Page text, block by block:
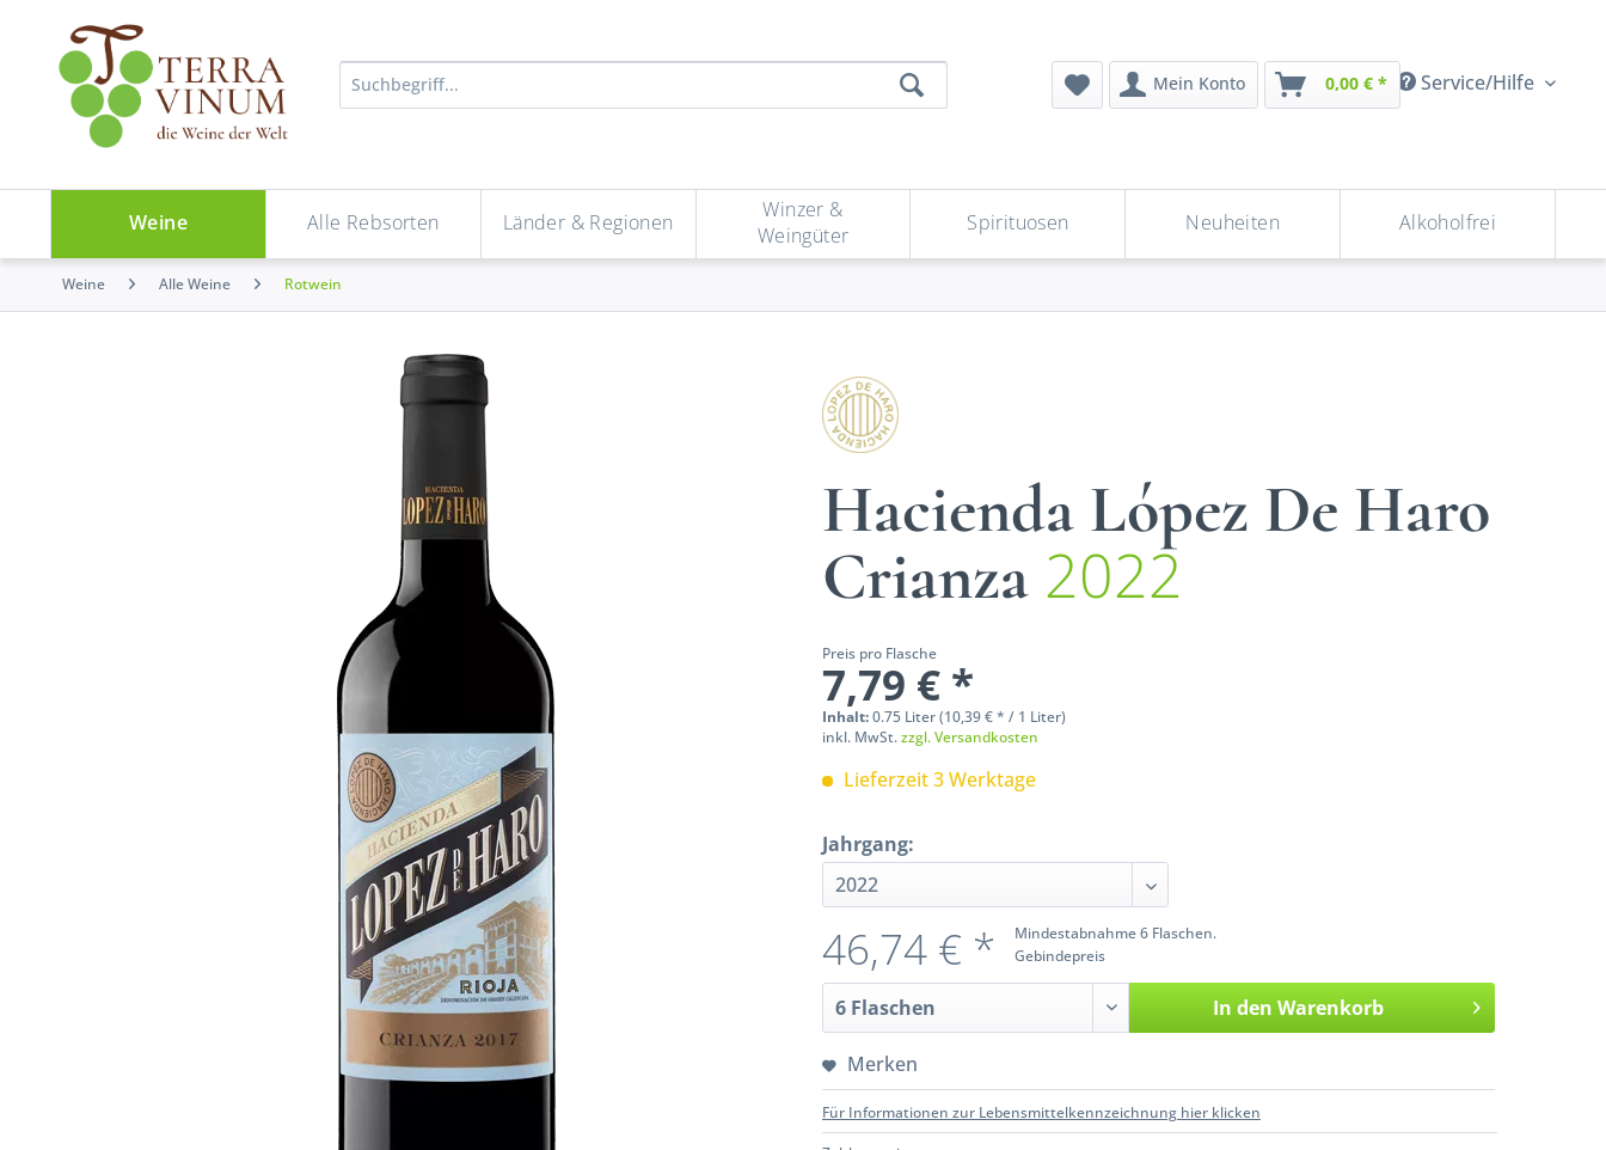
Service/Hilfe
Mein Konto 0,00 € *
Weine Alle Rebsorten Länder & Regionen
Winzer &
Weingüter
Spirituosen Neuheiten Alkoholfrei
Weine Alle Weine Rotwein
Hacienda López De Haro
Crianza 2022
Preis pro Flasche
7,79 € *
Inhalt:0.75 Liter (10,39 € * / 1 Liter)
inkl. MwSt.zzgl. Versandkosten
Lieferzeit 3 Werktage
Jahrgang:
Mindestabnahme 6 Flaschen.
Gebindepreis
46,74 € *
In den Warenkorb
Merken
Für Informationen zur Lebensmittelkennzeichnung hier klicken